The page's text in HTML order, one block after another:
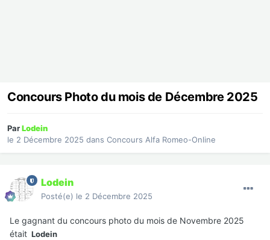
Concours Photo du mois de Décembre 2025
ParLodein
le 2 Décembre 2025 dans Concours Alfa Romeo-Online
Lodein
Posté(e) le 2 Décembre 2025
Le gagnant du concours photo du mois de Novembre 2025
était Lodein